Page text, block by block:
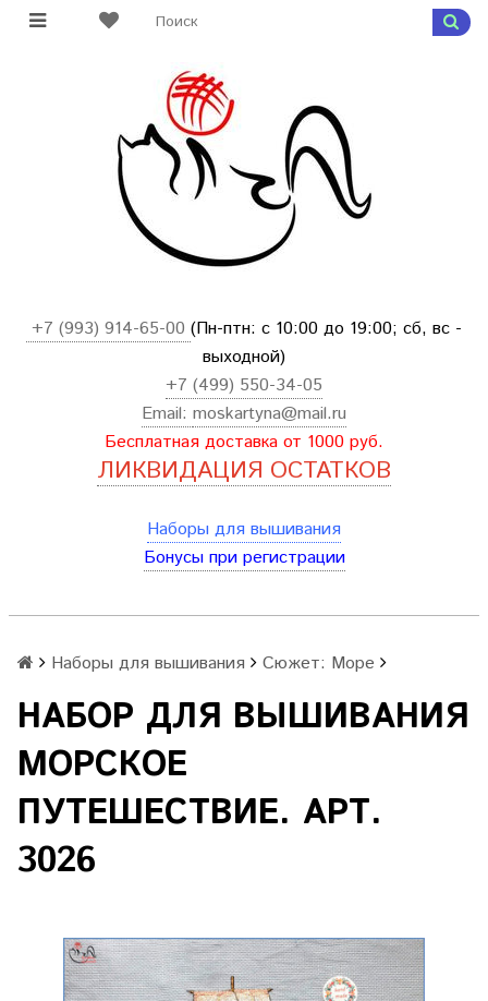
+7 (993) 914-65-00 (Пн-птн: с 10:00 до 19:00; сб, вс -
выходной)
+7 (499) 550-34-05
Email: moskartyna@mail.ru
Бесплатная доставка от 1000 руб.
ЛИКВИДАЦИЯ ОСТАТКОВ
Наборы для вышивания
Бонусы при регистрации
Наборы для вышивания Сюжет: Море
НАБОР ДЛЯ ВЫШИВАНИЯ
МОРСКОЕ
ПУТЕШЕСТВИЕ. АРТ.
3026